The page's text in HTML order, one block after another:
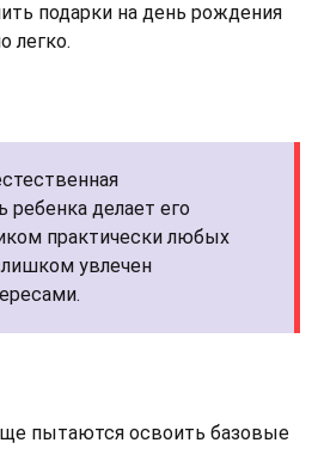
подарки на день рождения
легко.
ребенка делает его
практически любых
увлечен
пытаются освоить базовые